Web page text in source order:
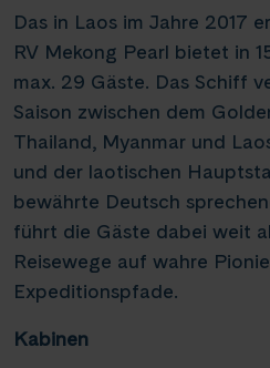
WhatsApp Hotline
Das in Laos im Jahre 2017
RV Mekong Pearl bietet in
max. 29 Gäste. Das Schiff
Saison zwischen dem
Thailand, Myanmar und
und der laotischen
bewährte Deutsch
führt die Gäste dabei weit
Reisewege auf wahre
Expeditionspfade.
Kabinen